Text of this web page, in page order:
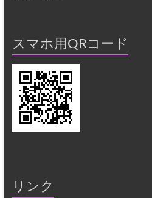
スマホ用QRコード
リンク